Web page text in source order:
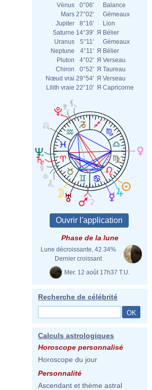
Vénus
0°06'
Balance
Mars 27°02'
Gémeaux
Jupiter
8°16'
Lion
Saturne 14°39' Я Bélier
Uranus
5°11'
Gémeaux
Neptune
4°11' Я Bélier
Pluton
4°02' Я Verseau
Chiron
0°52' Я Taureau
Nœud vrai 29°54' Я Verseau
Lilith vraie 22°10' Я Capricorne
Phase de la lune
Lune décroissante, 42.34%
Dernier croissant
Mer. 12 août 17h37 T.U.
Recherche de célébrité
Calculs astrologiques
Horoscope personnalisé
Horoscope du jour
Personnalité
Ascendant et thème astral